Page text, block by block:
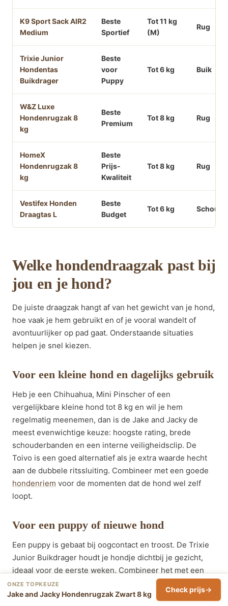
K9 Sport Sack AIR2
Medium
Beste
Sportief
Tot 11 kg
(M)
Rug
Trixie Junior
Hondentas
Buikdrager
Beste
voor
Puppy
Tot 6 kg Buik
W&Z Luxe
Hondenrugzak 8
kg
Beste
Premium
Tot 8 kg Rug
HomeX
Hondenrugzak 8
kg
Beste
Prijs-
Kwaliteit
Tot 8 kg Rug
Vestifex Honden
Draagtas L
Beste
Budget
Tot 6 kg
Welke hondendraagzak past bij
jou en je hond?
De juiste draagzak hangt af van het gewicht van je hond,
hoe vaak je hem gebruikt en of je vooral wandelt of
avontuurlijker op pad gaat. Onderstaande situaties
helpen je snel kiezen.
Voor een kleine hond en dagelijks gebruik
Heb je een Chihuahua, Mini Pinscher of een
vergelijkbare kleine hond tot 8 kg en wil je hem
regelmatig meenemen, dan is de Jake and Jacky de
meest evenwichtige keuze: hoogste rating, brede
schouderbanden en een interne veiligheidsclip. De
Toivo is een goed alternatief als je extra waarde hecht
aan de dubbele ritssluiting. Combineer met een goede
hondenriem voor de momenten dat de hond wel zelf
loopt.
Voor een puppy of nieuwe hond
Een puppy is gebaat bij oogcontact en troost. De Trixie
Junior Buikdrager houdt je hondje dichtbij je gezicht,
ideaal voor de eerste weken. Combineer het met een
puppy-riemvoor korte stukjes oefenen op de grond.
ONZE TOPKEUZE
Jake and Jacky Hondenrugzak Zwart 8 kg Check prijs